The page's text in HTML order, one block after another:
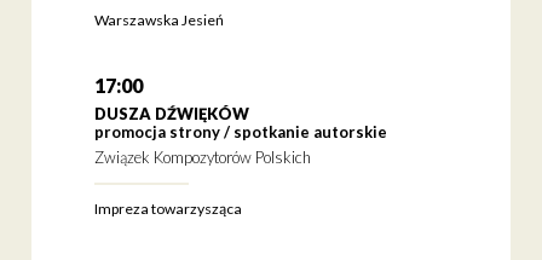
Warszawska Jesień
17:00
DUSZA DŹWIĘKÓW
promocja strony / spotkanie autorskie
Związek Kompozytorów Polskich
Impreza towarzysząca